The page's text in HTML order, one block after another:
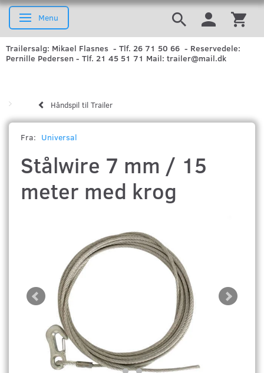
Skifte navigation
Menu
Trailersalg: Mikael Flasnes - Tlf. 26 71 50 66 - Reservedele:
Pernille Pedersen - Tlf. 21 45 51 71 Mail: trailer@mail.dk
Håndspil til Trailer
Fra: Universal
Stålwire 7 mm / 15
meter med krog